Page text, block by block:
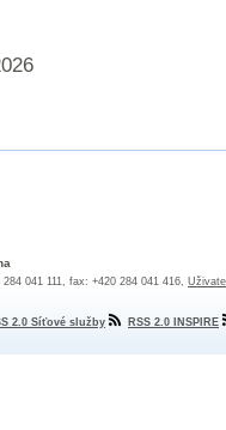
041 111, fax: +420 284 041 416,
2.0 Síťové služby RSS 2.0 INSPIRE